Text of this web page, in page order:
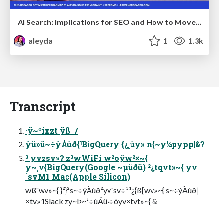
AI Search: Implications for SEO and How to Move Forward - #ShenzhenSEOConference
aleyda
1 1.3k
Transcript
·ÿ~ºíxzt ÿß_/
ýü»û~÷ýÀùð{¹BigQuery {¿¸úy» n{~y¼pypp|&?
³ yvzsv»? z³wWiFi w²oÿw²×~{
y~¸v{BigQuery(Google ~µüðü) ²¿tqvt»~{ yv
´svM1 Mac(Apple Silicon)
wß¯wv»~{ }²}²s~÷ýÀùð²yv´sv÷³¹¿{ß[wv»~{ s~÷ýÀùð|
×tv»1Slack zy~Þ~²÷úÁü·÷óyv×tvt»~{ &